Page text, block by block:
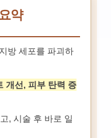
약
방 세포를 파괴하
개선, 피부 탄력 증
, 시술 후 바로 일